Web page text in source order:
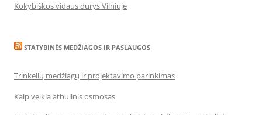
Kokybiškos vidaus durys Vilniuje
STATYBINĖS MEDŽIAGOS IR PASLAUGOS
Trinkelių medžiagų ir projektavimo parinkimas
Kaip veikia atbulinis osmosas